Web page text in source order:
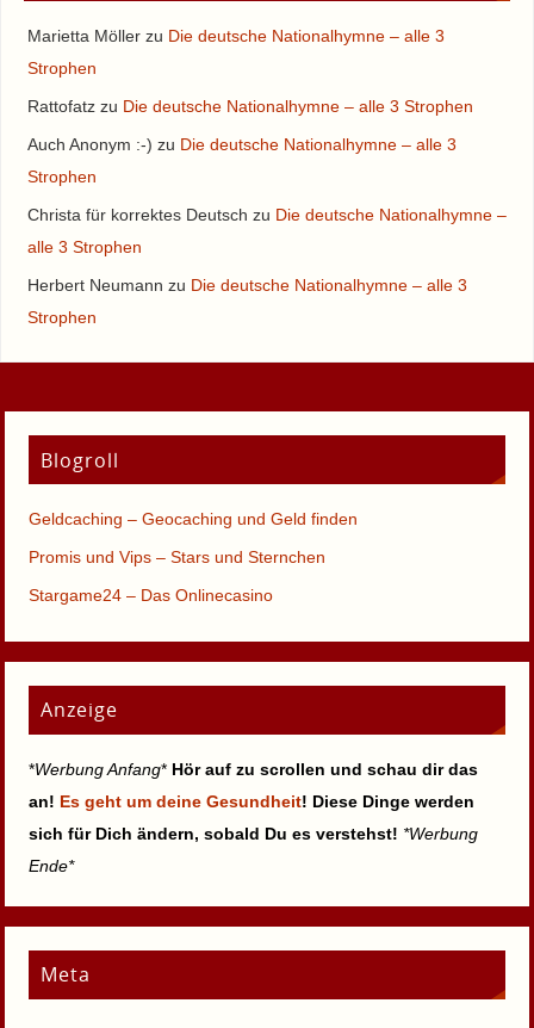
Marietta Möllerzu Die deutsche Nationalhymne – alle 3
Strophen
Rattofatzzu Die deutsche Nationalhymne – alle 3 Strophen
Auch Anonym :-) zu Die deutsche Nationalhymne – alle 3
Strophen
Christa für korrektes Deutsch zu Die deutsche Nationalhymne –
alle 3 Strophen
Herbert Neumann zu Die deutsche Nationalhymne – alle 3
Strophen
Blogroll
Geldcaching – Geocaching und Geld finden
Promis und Vips – Stars und Sternchen
Stargame24 – Das Onlinecasino
Anzeige
*Werbung Anfang* Hör auf zu scrollen und schau dir das
an! Es geht um deine Gesundheit! Diese Dinge werden
sich für Dich ändern, sobald Du es verstehst! *Werbung
Ende*
Meta